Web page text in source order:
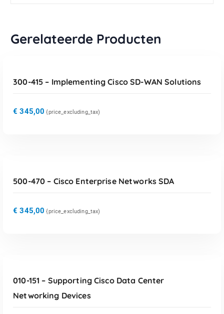
Gerelateerde Producten
300-415 – Implementing Cisco SD-WAN Solutions
€ 345,00 {price_excluding_tax)
500-470 – Cisco Enterprise Networks SDA
€ 345,00 {price_excluding_tax)
010-151 – Supporting Cisco Data Center
Networking Devices